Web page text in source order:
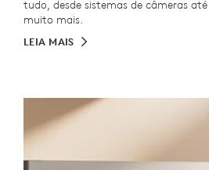
tudo, desde sistemas de câmeras
muito mais.
LEIA MAIS